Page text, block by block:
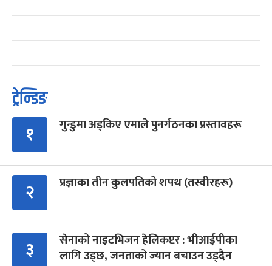
ट्रेन्डिङ
१ गुन्डुमा अड्किए एमाले पुनर्गठनका प्रस्तावहरू
२ प्रज्ञाका तीन कुलपतिको शपथ (तस्वीरहरू)
३
सेनाको नाइटभिजन हेलिकप्टर : भीआईपीका
लागि उड्छ, जनताको ज्यान बचाउन उड्दैन